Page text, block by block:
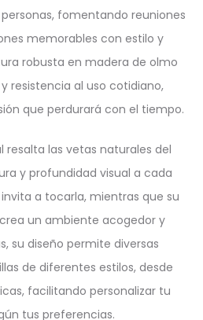
fomentando reuniones
memorables con estilo y
robusta en madera de olmo
resistencia al uso cotidiano,
que perdurará con el tiempo.
resalta las vetas naturales del
y profundidad visual a cada
a tocarla, mientras que su
un ambiente acogedor y
su diseño permite diversas
de diferentes estilos, desde
facilitando personalizar tu
tus preferencias.